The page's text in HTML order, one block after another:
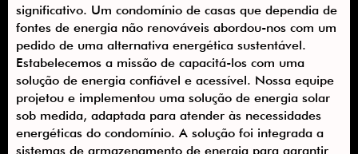
significativo. Um condomínio de casas que dependia de
fontes de energia não renováveis abordou-nos com um
pedido de uma alternativa energética sustentável.
Estabelecemos a missão de capacitá-los com uma
solução de energia confiável e acessível. Nossa equipe
projetou e implementou uma solução de energia solar
sob medida, adaptada para atender às necessidades
energéticas do condomínio. A solução foi integrada a
sistemas de armazenamento de energia para garantir